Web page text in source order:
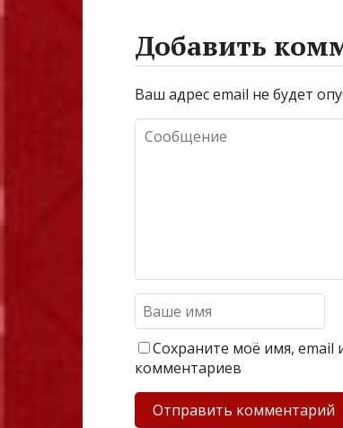
Добавить
Ваш адрес email не будет
Сохраните моё имя, email
комментариев